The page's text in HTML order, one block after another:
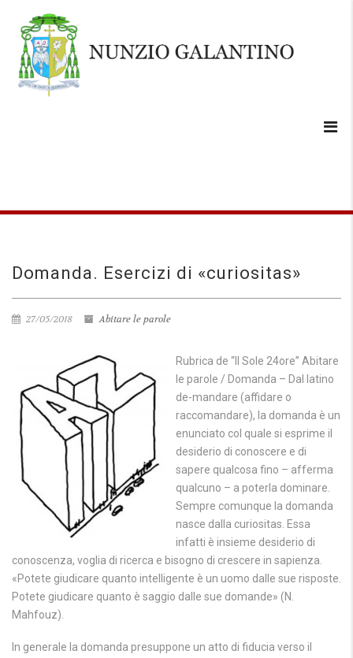
Domanda. Esercizi di «curiositas»
27/05/2018 Abitare le parole
Rubrica de “Il Sole 24ore” Abitare
le parole / Domanda – Dal latino
de-mandare (affidare o
raccomandare), la domanda è un
enunciato col quale si esprime il
desiderio di conoscere e di
sapere qualcosa fino – afferma
qualcuno – a poterla dominare.
Sempre comunque la domanda
nasce dalla curiositas. Essa
infatti è insieme desiderio di
conoscenza, voglia di ricerca e bisogno di crescere in sapienza.
«Potete giudicare quanto intelligente è un uomo dalle sue risposte.
Potete giudicare quanto è saggio dalle sue domande» (N.
Mahfouz).
In generale la domanda presuppone un atto di fiducia verso il